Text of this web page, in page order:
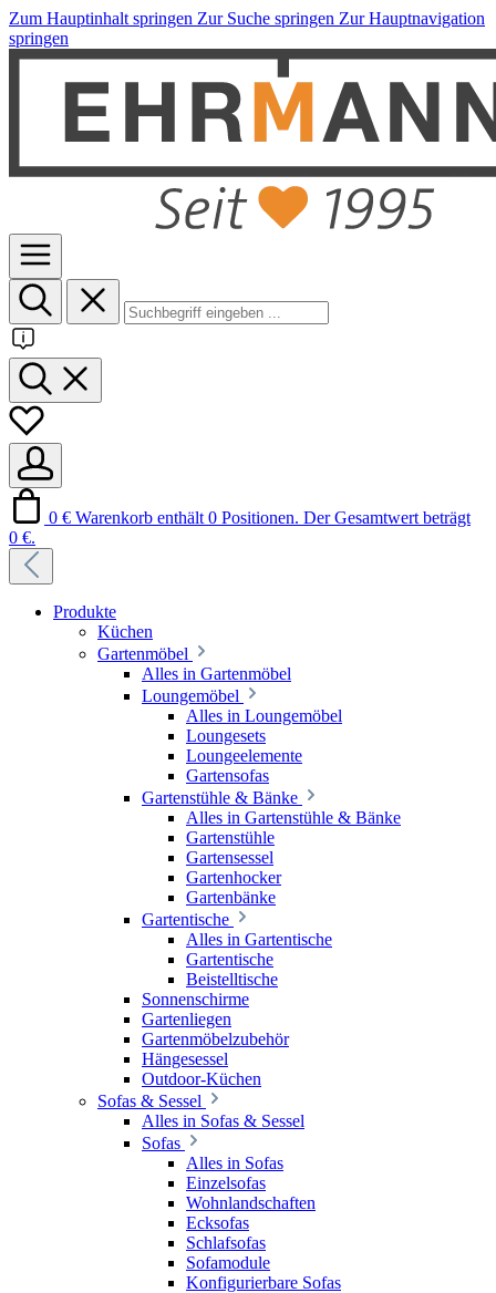
Zum Hauptinhalt springen Zur Suche springen Zur Hauptnavigation
springen
0 € Warenkorb enthält 0 Positionen. Der Gesamtwert beträgt
0 €.
Produkte
Küchen
Gartenmöbel
Alles in Gartenmöbel
Loungemöbel
Alles in Loungemöbel
Loungesets
Loungeelemente
Gartensofas
Gartenstühle & Bänke
Alles in Gartenstühle & Bänke
Gartenstühle
Gartensessel
Gartenhocker
Gartenbänke
Gartentische
Alles in Gartentische
Gartentische
Beistelltische
Sonnenschirme
Gartenliegen
Gartenmöbelzubehör
Hängesessel
Outdoor-Küchen
Sofas & Sessel
Alles in Sofas & Sessel
Sofas
Alles in Sofas
Einzelsofas
Wohnlandschaften
Ecksofas
Schlafsofas
Sofamodule
Konfigurierbare Sofas